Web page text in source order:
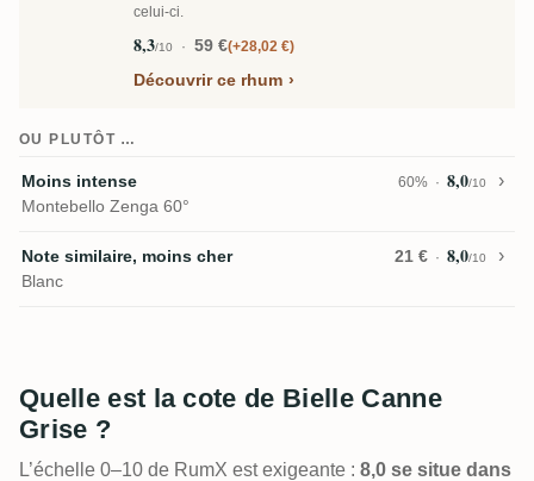
celui-ci.
8,3/10 59 € +28,02 €
Découvrir ce rhum
OU PLUTÔT …
Moins intense 60% 8,0/10
Montebello Zenga 60°
Note similaire, moins cher 21 € 8,0/10
Blanc
Quelle est la cote de Bielle Canne
Grise ?
L’échelle 0–10 de RumX est exigeante : 8,0 se situe dans